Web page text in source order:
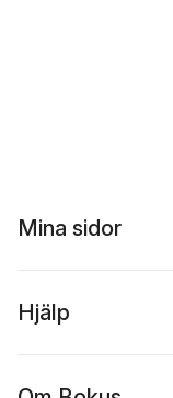
Mina sidor
Hjälp